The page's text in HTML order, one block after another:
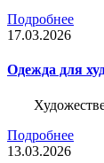
Подробнее
17.03.2026
Одежда для
Подробнее
13.03.2026